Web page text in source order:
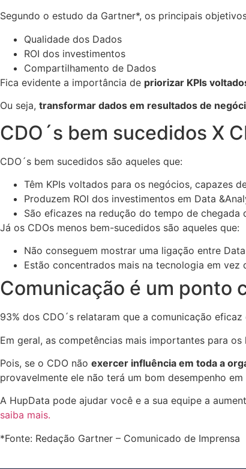
Segundo o estudo da Gartner*, os principais
Qualidade dos Dados
ROI dos investimentos
Compartilhamento de Dados
Fica evidente a importância de priorizar KPIs
Ou seja, transformar dados em resultados de
CDO´s bem sucedidos X
CDO´s bem sucedidos são aqueles que:
Têm KPIs voltados para os negócios, capazes
Produzem ROI dos investimentos em Data
São eficazes na redução do tempo de
Já os CDOs menos bem-sucedidos são aqueles que:
Não conseguem mostrar uma ligação entre
Estão concentrados mais na tecnologia em vez
Comunicação é um ponto
93% dos CDO´s relataram que a comunicação
Em geral, as competências mais importantes para
Pois, se o CDO não exercer influência em toda a
provavelmente ele não terá um bom desempenho em
A HupData pode ajudar você e a sua equipe a
saiba mais.
*Fonte: Redação Gartner – Comunicado de Imprensa